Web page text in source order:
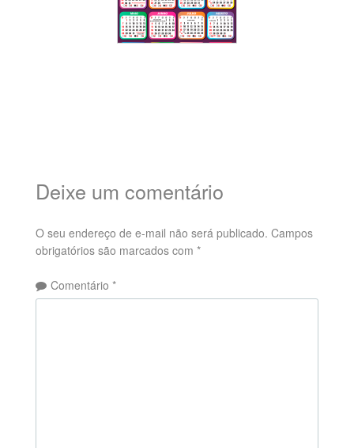
Deixe um comentário
O seu endereço de e-mail não será publicado. Campos
obrigatórios são marcados com *
Comentário *